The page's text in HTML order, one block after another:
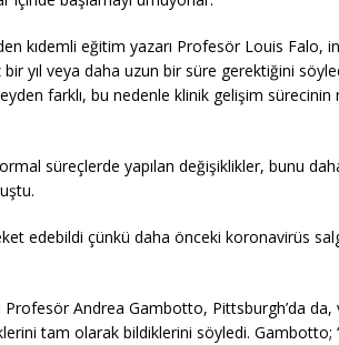
kıdemli eğitim yazarı Profesör Louis Falo,
yıl veya daha uzun bir süre gerektiğini
farklı, bu nedenle klinik gelişim sürecinin
süreçlerde yapılan değişiklikler, bunu
edebildi çünkü daha önceki koronavirüs
Profesör Andrea Gambotto, Pittsburgh’da da,
tam olarak bildiklerini söyledi. Gambotto;